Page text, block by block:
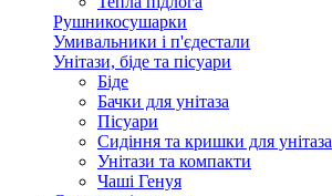
Рушникосушарки
Умивальники і п'єдестали
Унітази, біде та пісуари
Біде
Бачки для унітаза
Пісуари
Сидіння та кришки для унітаза
Унітази та компакти
Чаші Генуя